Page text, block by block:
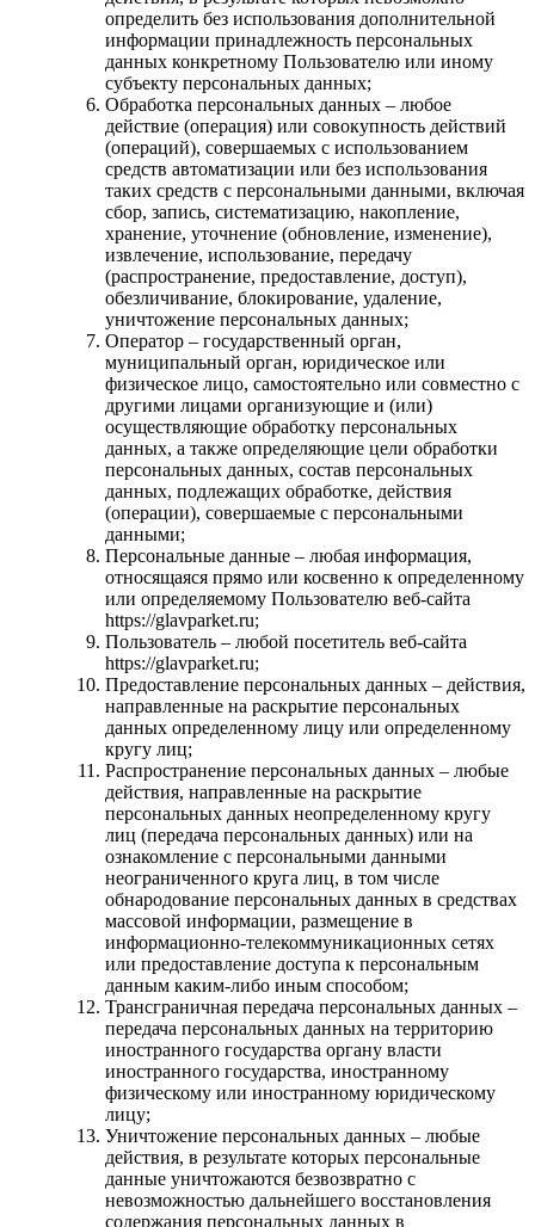
определить без использования дополнительной
информации принадлежность персональных
данных конкретному Пользователю или иному
субъекту персональных данных;
Обработка персональных данных – любое
действие (операция) или совокупность действий
(операций), совершаемых с использованием
средств автоматизации или без использования
таких средств с персональными данными, включая
сбор, запись, систематизацию, накопление,
хранение, уточнение (обновление, изменение),
извлечение, использование, передачу
(распространение, предоставление, доступ),
обезличивание, блокирование, удаление,
уничтожение персональных данных;
Оператор – государственный орган,
муниципальный орган, юридическое или
физическое лицо, самостоятельно или совместно с
другими лицами организующие и (или)
осуществляющие обработку персональных
данных, а также определяющие цели обработки
персональных данных, состав персональных
данных, подлежащих обработке, действия
(операции), совершаемые с персональными
данными;
Персональные данные – любая информация,
относящаяся прямо или косвенно к определенному
или определяемому Пользователю веб-сайта
https://glavparket.ru;
Пользователь – любой посетитель веб-сайта
https://glavparket.ru;
Предоставление персональных данных – действия,
направленные на раскрытие персональных
данных определенному лицу или определенному
кругу лиц;
Распространение персональных данных – любые
действия, направленные на раскрытие
персональных данных неопределенному кругу
лиц (передача персональных данных) или на
ознакомление с персональными данными
неограниченного круга лиц, в том числе
обнародование персональных данных в средствах
массовой информации, размещение в
информационно-телекоммуникационных сетях
или предоставление доступа к персональным
данным каким-либо иным способом;
Трансграничная передача персональных данных –
передача персональных данных на территорию
иностранного государства органу власти
иностранного государства, иностранному
физическому или иностранному юридическому
лицу;
Уничтожение персональных данных – любые
действия, в результате которых персональные
данные уничтожаются безвозвратно с
невозможностью дальнейшего восстановления
содержания персональных данных в